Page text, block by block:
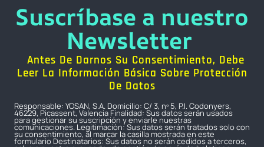
Suscríbase a nuestro
Newsletter
Antes De Darnos Su Consentimiento, Debe
Leer La Información Básica Sobre Protección
De Datos
Responsable: YOSAN, S.A. Domicilio: C/ 3, nº 5, P.I. Codonyers,
46229, Picassent, Valencia Finalidad: Sus datos serán usados
para gestionar su suscripción y enviarle nuestras
comunicaciones. Legitimación: Sus datos serán tratados solo con
su consentimiento, al marcar la casilla mostrada en este
formulario Destinatarios: Sus datos no serán cedidos a terceros,